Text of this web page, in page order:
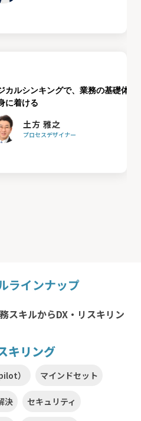
カルシンキングで、業務の基礎体力
に着ける
土方 雅之
プロセスデザイナー
ラインナップ
スキルからDX・リスキリン
キリング
） マインドセット
決 セキュリティ